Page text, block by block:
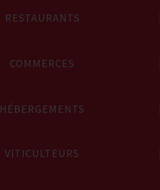
RESTAURANTS
COMMERCES
HÉBERGEMENTS
VITICULTEURS